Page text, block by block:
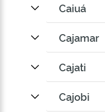
Caiuá
Cajamar
Cajati
Cajobi